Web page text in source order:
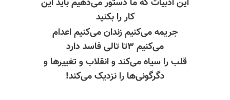
این ادبیات که ما دستور می‌دهیم باید این
کار را بکنید
جریمه می‌کنیم زندان می‌کنیم اعدام
می‌کنیم ۳تا تالی فاسد دارد
قلب را سیاه می‌کند و انقلاب و تغییرها و
دگرگونی‌ها را نزدیک می‌کند!